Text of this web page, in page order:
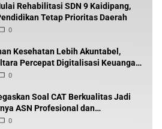
Rehabilitasi SDN 9 Kaidipang,
Tetap Prioritas Daerah
0
Kesehatan Lebih Akuntabel,
Percepat Digitalisasi Keuangan
0
Soal CAT Berkualitas Jadi
ASN Profesional dan
0